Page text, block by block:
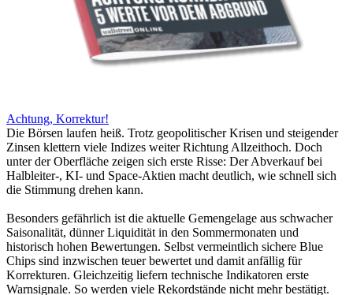
Achtung, Korrektur!
Die Börsen laufen heiß. Trotz geopolitischer Krisen und steigender
Zinsen klettern viele Indizes weiter Richtung Allzeithoch. Doch
unter der Oberfläche zeigen sich erste Risse: Der Abverkauf bei
Halbleiter-, KI- und Space-Aktien macht deutlich, wie schnell sich
die Stimmung drehen kann.
Besonders gefährlich ist die aktuelle Gemengelage aus schwacher
Saisonalität, dünner Liquidität in den Sommermonaten und
historisch hohen Bewertungen. Selbst vermeintlich sichere Blue
Chips sind inzwischen teuer bewertet und damit anfällig für
Korrekturen. Gleichzeitig liefern technische Indikatoren erste
Warnsignale. So werden viele Rekordstände nicht mehr bestätigt.